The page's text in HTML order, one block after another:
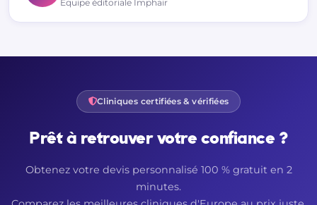
Équipe éditoriale Imphair
Cliniques certifiées & vérifiées
Prêt à retrouver votre confiance ?
Obtenez votre devis personnalisé 100 % gratuit en 2
minutes.